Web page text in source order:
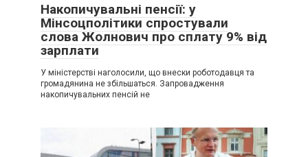
Накопичувальні пенсії: у
Мінсоцполітики спростували
слова Жолнович про сплату 9% від
зарплати
У міністерстві наголосили, що внески роботодавця та
громадянина не збільшаться. Запровадження
накопичувальних пенсій не